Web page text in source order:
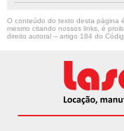
O conteúdo do texto desta página
mesmo citando nossos links, é
direito autoral – artigo 184 do